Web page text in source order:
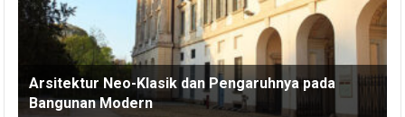
Arsitektur Neo-Klasik dan Pengaruhnya pada
Bangunan Modern